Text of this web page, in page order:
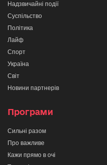
Надзвичайні події
Суспільство
Політика
Лайф
Спорт
Україна
Світ
Новини партнерів
Програми
Сильні разом
Про важливе
Кажи прямо в очі